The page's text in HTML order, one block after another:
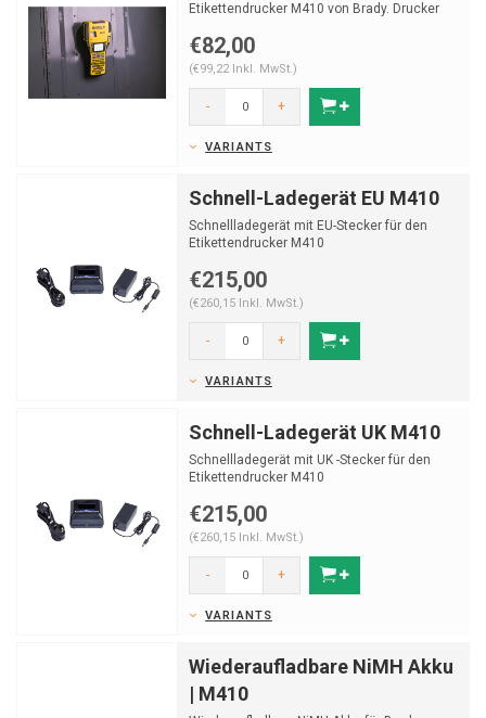
Etikettendrucker M410 von Brady. Drucker
€82,00
(€99,22 Inkl. MwSt.)
- +
VARIANTS
Schnell-Ladegerät EU M410
Schnellladegerät mit EU-Stecker für den
Etikettendrucker M410
€215,00
(€260,15 Inkl. MwSt.)
- +
VARIANTS
Schnell-Ladegerät UK M410
Schnellladegerät mit UK -Stecker für den
Etikettendrucker M410
€215,00
(€260,15 Inkl. MwSt.)
- +
VARIANTS
Wiederaufladbare NiMH Akku
| M410